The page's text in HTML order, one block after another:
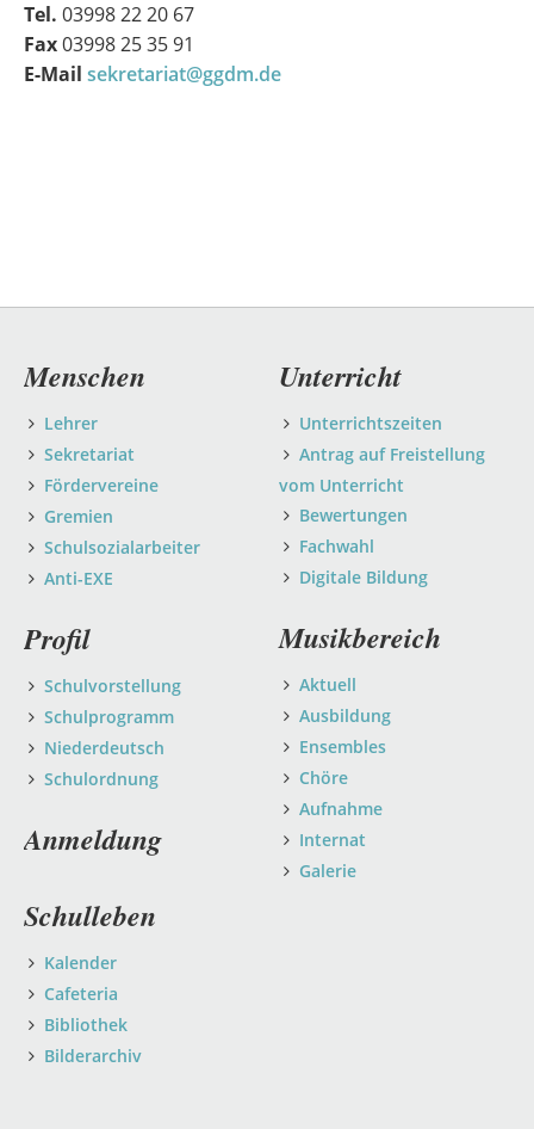
Tel. 03998 22 20 67
Fax03998 25 35 91
E-Mail sekretariat@ggdm.de
Navigation
Menschen
Lehrer
Sekretariat
Fördervereine
Gremien
Schulsozialarbeiter
Anti-EXE
Unterricht
Unterrichtszeiten
Antrag auf Freistellung
vom Unterricht
Bewertungen
Fachwahl
Digitale Bildung
Musikbereich
Aktuell
Ausbildung
Ensembles
Chöre
Aufnahme
Internat
Galerie
Profil
Schulvorstellung
Schulprogramm
Niederdeutsch
Schulordnung
Anmeldung
Schulleben
Kalender
Cafeteria
Bibliothek
Bilderarchiv